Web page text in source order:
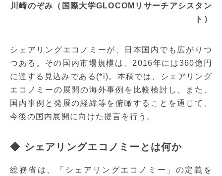
川崎のぞみ（国際大学GLOCOMリサーチアシスタン
ト）
シェアリングエコノミーが、日本国内でも広がりつ
つある。その国内市場規模は、2016年には360億円
に達する見込みである(*i)。本稿では、シェアリング
エコノミーの展開の海外事例を比較検討し、また、
国内事例と発展の経緯等を俯瞰することを通じて、
今後の国内展開に向けた提言を行う。
◆ シェアリングエコノミーとは何か
総務省は、「シェアリングエコノミー」の定義を